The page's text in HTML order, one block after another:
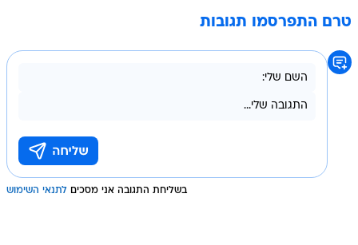
טרם התפרסמו תגובות
בשליחת התגובה אני מסכים לתנאי השימוש